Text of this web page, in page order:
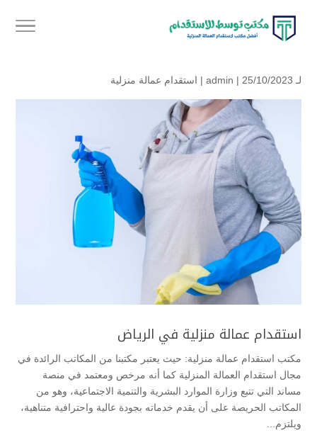
لـ admin | 25/10/2023 | استقدام عمالة منزلية
استقدام عمالة منزلية في الرياض
مكتب استقدام عمالة منزلية: حيث يعتبر مكتبنا من المكاتب الرائدة في
مجال استقدام العمالة المنزلية كما أنه مرخص ومعتمد في منصة
مساند التي تتبع وزارة الموارد البشرية والتنمية الاجتماعية، وهو من
المكاتب الحريصة على أن يقدم خدماته بجودة عالية واحترافية متناهية،
ويلتزم...